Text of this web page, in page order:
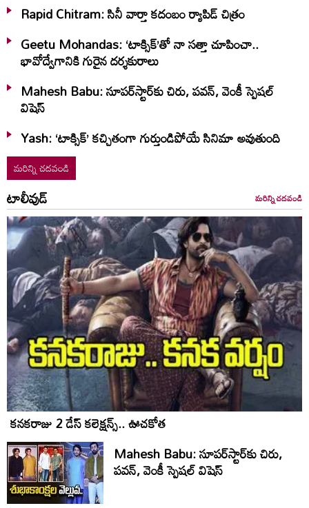
Rapid Chitram: సినీ వార్తా కదంబం ర్యాపిడ్ చిత్రం
Geetu Mohandas: ‘టాక్సిక్‌’తో నా సత్తా చూపించా..
భావోద్వేగానికి గురైన దర్శకురాలు
Mahesh Babu: సూపర్‌స్టార్‌కు చిరు, పవన్‌, వెంకీ స్పెషల్‌
విషెస్‌
Yash: ‘టాక్సిక్’ కచ్చితంగా గుర్తుండిపోయే సినిమా అవుతుంది
మరిన్ని చదవండి
టాలీవుడ్ మరిన్ని చదవండి
కనకరాజు 2 డేస్ కలెక్షన్స్.. ఊచకోత
Mahesh Babu: సూపర్‌స్టార్‌కు చిరు,
పవన్‌, వెంకీ స్పెషల్‌ విషెస్‌